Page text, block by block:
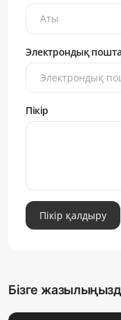
Электрондық пошта
Пікір
Пікір қалдыру
Бізге